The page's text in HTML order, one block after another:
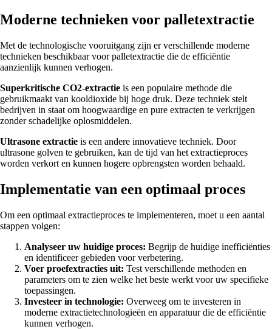
Moderne technieken voor palletextractie
Met de technologische vooruitgang zijn er verschillende moderne
technieken beschikbaar voor palletextractie die de efficiëntie
aanzienlijk kunnen verhogen.
Superkritische CO2-extractie is een populaire methode die
gebruikmaakt van kooldioxide bij hoge druk. Deze techniek stelt
bedrijven in staat om hoogwaardige en pure extracten te verkrijgen
zonder schadelijke oplosmiddelen.
Ultrasone extractie is een andere innovatieve techniek. Door
ultrasone golven te gebruiken, kan de tijd van het extractieproces
worden verkort en kunnen hogere opbrengsten worden behaald.
Implementatie van een optimaal proces
Om een optimaal extractieproces te implementeren, moet u een aantal
stappen volgen:
Analyseer uw huidige proces: Begrijp de huidige inefficiënties
en identificeer gebieden voor verbetering.
Voer proefextracties uit: Test verschillende methoden en
parameters om te zien welke het beste werkt voor uw specifieke
toepassingen.
Investeer in technologie: Overweeg om te investeren in
moderne extractietechnologieën en apparatuur die de efficiëntie
kunnen verhogen.